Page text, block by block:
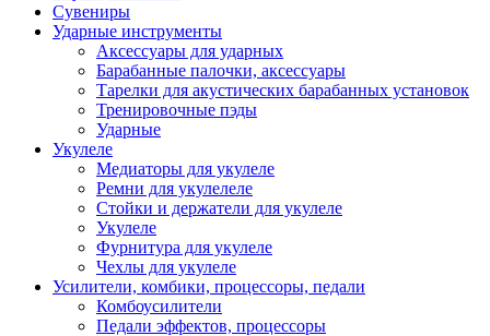
Сувениры
Ударные инструменты
Аксессуары для ударных
Барабанные палочки, аксессуары
Тарелки для акустических барабанных установок
Тренировочные пэды
Ударные
Укулеле
Медиаторы для укулеле
Ремни для укулелеле
Стойки и держатели для укулеле
Укулеле
Фурнитура для укулеле
Чехлы для укулеле
Усилители, комбики, процессоры, педали
Комбоусилители
Педали эффектов, процессоры